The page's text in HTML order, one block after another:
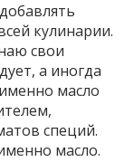
кулинарии.
свои
а иногда
масло
специй.
масло.